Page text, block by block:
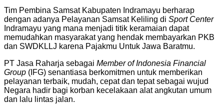
Tim Pembina Samsat Kabupaten Indramayu berharap
dengan adanya Pelayanan Samsat Keliling di Sport Center
Indramayu yang mana menjadi titik keramaian dapat
memudahkan masyarakat yang hendak membayarkan PKB
dan SWDKLLJ karena Pajakmu Untuk Jawa Baratmu.
PT Jasa Raharja sebagai Member of Indonesia Financial
Group (IFG) senantiasa berkomitmen untuk memberikan
pelayanan terbaik, mudah, cepat dan tepat sebagai wujud
Negara hadir bagi korban kecelakaan alat angkutan umum
dan lalu lintas jalan.